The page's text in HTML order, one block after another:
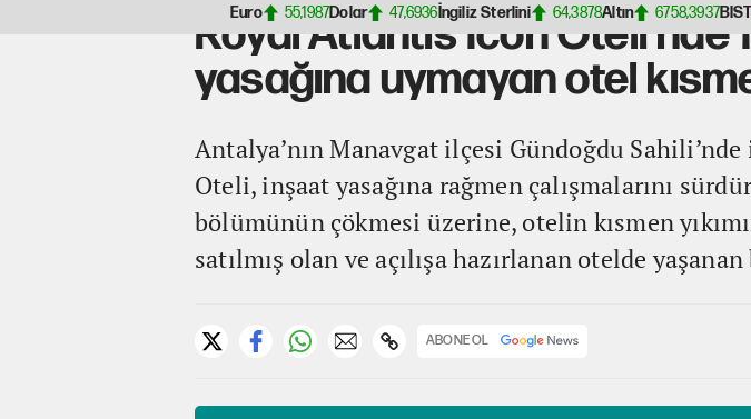
Euro 55,1987Dolar 47,6936 İngiliz Sterlini 64,3878Altın 6758,3937BIST
Royal Atlantis Icon
yasağına uymayan otel
Antalya’nın Manavgat ilçesi Gündoğdu
Oteli, inşaat yasağına rağmen çalışmalarını
bölümünün çökmesi üzerine, otelin kısmen
satılmış olan ve açılışa hazırlanan otelde
ABONE OL